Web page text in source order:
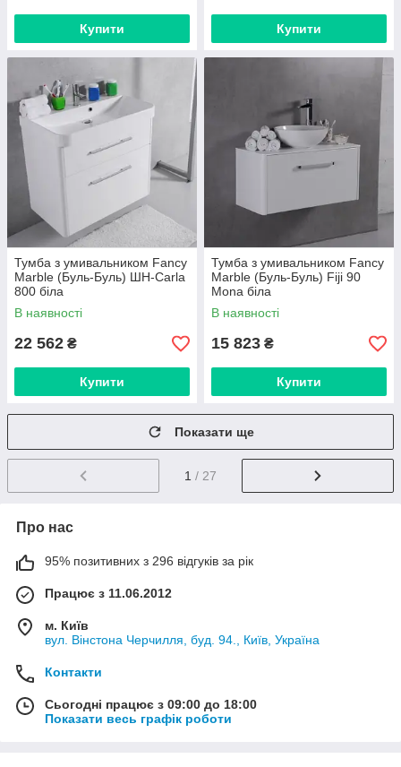
Купити Купити
Тумба з умивальником Fancy
Marble (Буль-Буль) ШН-Carla
800 біла
В наявності
22 562 ₴
Купити
Тумба з умивальником Fancy
Marble (Буль-Буль) Fiji 90
Mona біла
В наявності
15 823 ₴
Купити
Показати ще
1 / 27
Про нас
95% позитивних з 296 відгуків за рік
Працює з 11.06.2012
м. Київ
вул. Вінстона Черчилля, буд. 94., Київ, Україна
Контакти
Сьогодні працює з 09:00 до 18:00
Показати весь графік роботи